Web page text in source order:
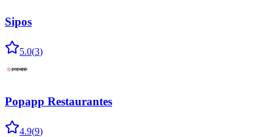
Sipos
5.0(3)
Popapp Restaurantes
4.9(9)